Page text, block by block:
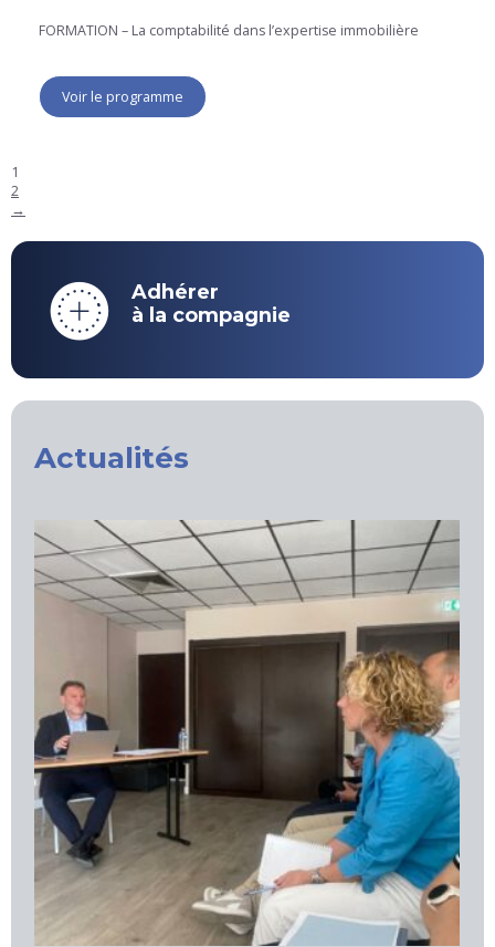
FORMATION – La comptabilité dans l’expertise immobilière
Voir le programme
1
2
→
Adhérer
à la compagnie
Actualités